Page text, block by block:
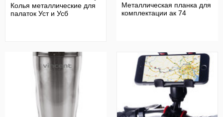
Колья металлические для
палаток Уст и Усб
Металлическая планка для
комплектации ак 74